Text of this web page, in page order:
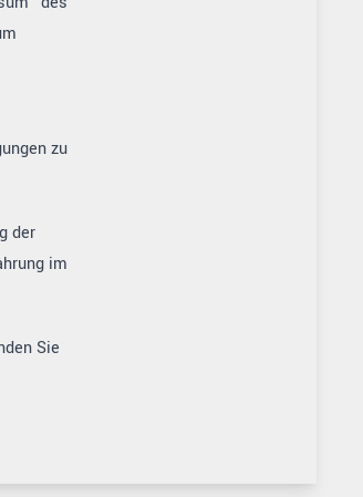
zu
der
im
Sie